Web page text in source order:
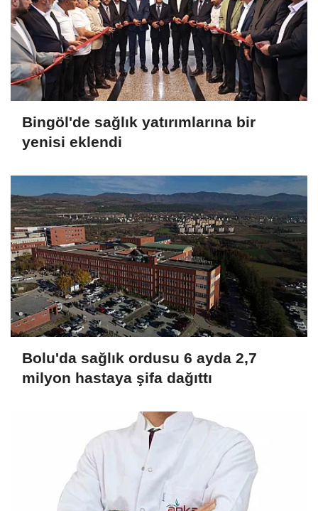
Bingöl'de sağlık yatırımlarına bir
yenisi eklendi
Bolu'da sağlık ordusu 6 ayda 2,7
milyon hastaya şifa dağıttı